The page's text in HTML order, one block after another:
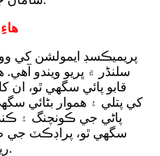
1.
پريميڪسڊ ايمولشن کي
سلنڈر ۾ ڀريو ويندو
قابو پائي سگهي ٿو، ان
کي پتلي ۽ هموار بڻائي
پاڻي جي ڪونچنگ ۽
سگهي ٿو، پراڊڪٽ جي
ريفريجريشن جي نقصان کي گهٽائي ٿو.